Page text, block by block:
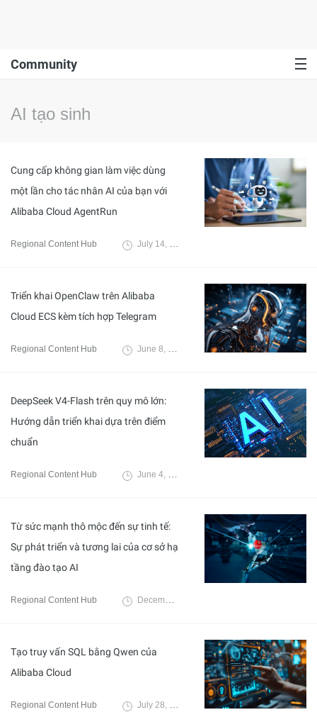
Community
AI tạo sinh
Cung cấp không gian làm việc dùng
một lần cho tác nhân AI của bạn với
Alibaba Cloud AgentRun
Regional Content Hub July 14, 2026
Triển khai OpenClaw trên Alibaba
Cloud ECS kèm tích hợp Telegram
Regional Content Hub June 8, 2026
DeepSeek V4-Flash trên quy mô lớn:
Hướng dẫn triển khai dựa trên điểm
chuẩn
Regional Content Hub June 4, 2026
Từ sức mạnh thô mộc đến sự tinh tế:
Sự phát triển và tương lai của cơ sở hạ
tầng đào tạo AI
Regional Content Hub December 15, 2025
Tạo truy vấn SQL bằng Qwen của
Alibaba Cloud
Regional Content Hub July 28, 2025